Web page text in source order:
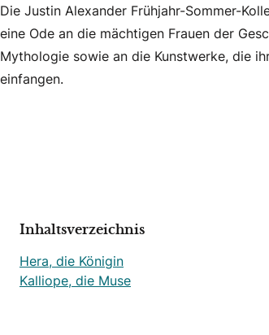
Die Justin Alexander Frühjahr-Sommer-
Die Justin Alexander Frühjahr-Sommer-
eine Ode an die mächtigen Frauen der
Mythologie sowie an die Kunstwerke, die
einfangen.
Inhaltsverzeichnis
Hera, die Königin
Kalliope, die Muse